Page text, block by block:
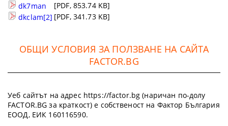
dk7man
[PDF, 853.74 KB]
dkclam[2] [PDF, 341.73 KB]
ОБЩИ УСЛОВИЯ ЗА ПОЛЗВАНЕ НА САЙТА
FACTOR.BG
Уеб сайтът на адрес https://factor.bg (наричан по-долу
FACTOR.BG за краткост) е собственост на Фактор България
ЕООД, ЕИК 160116590.